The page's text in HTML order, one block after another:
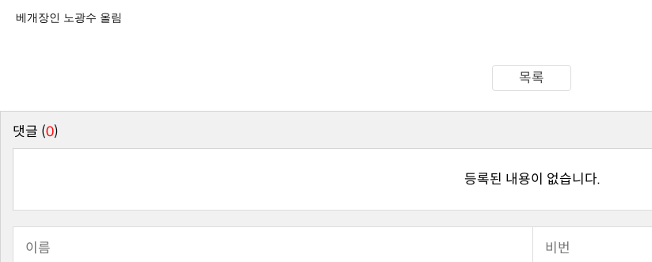
베개장인 노광수 올림
목록
댓글 (0)
등록된 내용이 없습니다.